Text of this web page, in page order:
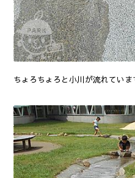
ちょろちょろと小川が流れていま